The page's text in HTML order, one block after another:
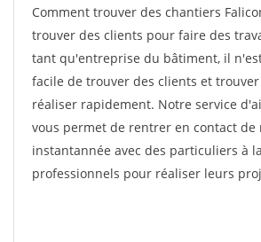
Comment trouver des chantiers
trouver des clients pour faire des
tant qu'entreprise du bâtiment, il
facile de trouver des clients et
réaliser rapidement. Notre service
vous permet de rentrer en contact de
instantannée avec des particuliers à
professionnels pour réaliser leurs